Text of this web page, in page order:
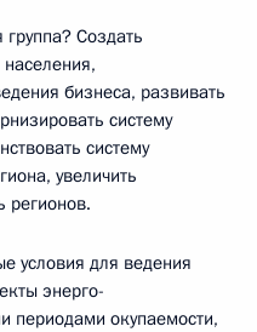
группа? Создать
бизнеса, развивать
систему
систему
увеличить
регионов.
условия для ведения
энерго-
периодами окупаемости,